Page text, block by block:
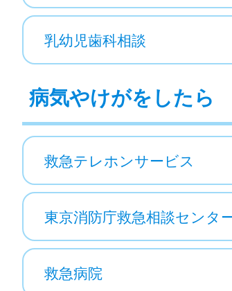
乳幼児歯科相談
病気やけがをしたら
救急テレホンサービス
東京消防庁救急相談セン
救急病院